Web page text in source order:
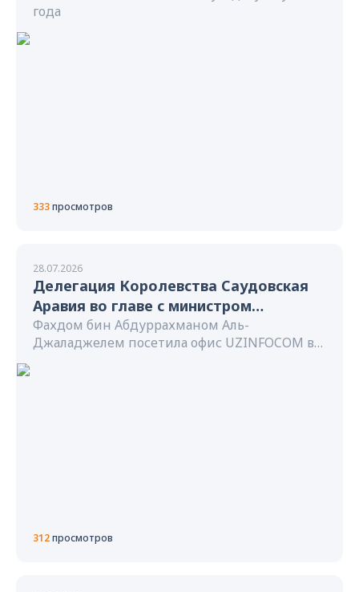
года
333просмотров
28.07.2026
Делегация Королевства Саудовская
Аравия во главе с министром
здравоохранения
Фахдом бин Абдуррахманом Аль-
Джаладжелем посетила офис UZINFOCOM в
312просмотров